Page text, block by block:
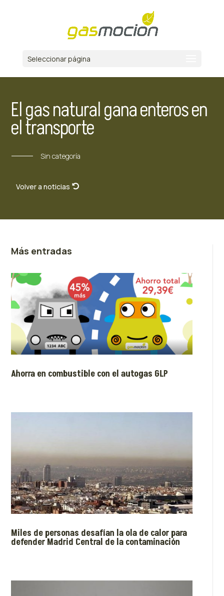
Seleccionar página
El gas natural gana enteros en
el transporte
Sin categoría
Volver a noticias
Más entradas
Ahorra en combustible con el autogas GLP
Miles de personas desafían la ola de calor para
defender Madrid Central de la contaminación